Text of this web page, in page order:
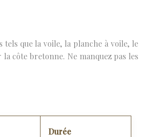
que la voile, la planche à voile, le
côte bretonne. Ne manquez pas les
Durée